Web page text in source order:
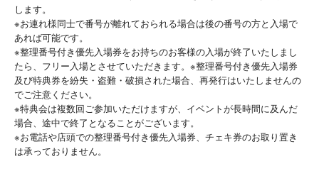
します。
※お連れ様同士で番号が離れておられる場合は後の番号の方と入場で
あれば可能です。
※整理番号付き優先入場券をお持ちのお客様の入場が終了いたしまし
たら、フリー入場とさせていただきます。※整理番号付き優先入場券
及び特典券を紛失・盗難・破損された場合、再発行はいたしませんの
でご注意ください。
※特典会は複数回ご参加いただけますが、イベントが長時間に及んだ
場合、途中で終了となることがございます。
※お電話や店頭での整理番号付き優先入場券、チェキ券のお取り置き
は承っておりません。